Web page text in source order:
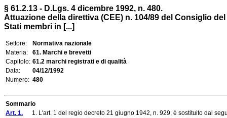
§ 61.2.13 - D.Lgs. 4 dicembre 1992, n. 480.
Attuazione della direttiva (CEE) n. 104/89 del Consiglio
Stati membri in [...]
Settore:
Normativa nazionale
Materia:
61. Marchi e brevetti
Capitolo: 61.2 marchi registrati e di qualità
Data:
04/12/1992
Numero: 480
Sommario
Art. 1. 1. L'art. 1 del regio decreto 21 giugno 1942, n. 929, è sostituito dal